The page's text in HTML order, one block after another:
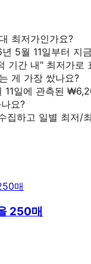
최저가인가요?
5월 11일부터 지
기간 내" 최저가로
게 가장 쌌나요?
일에 관측된
요?
집하고 일별 최저/
250매